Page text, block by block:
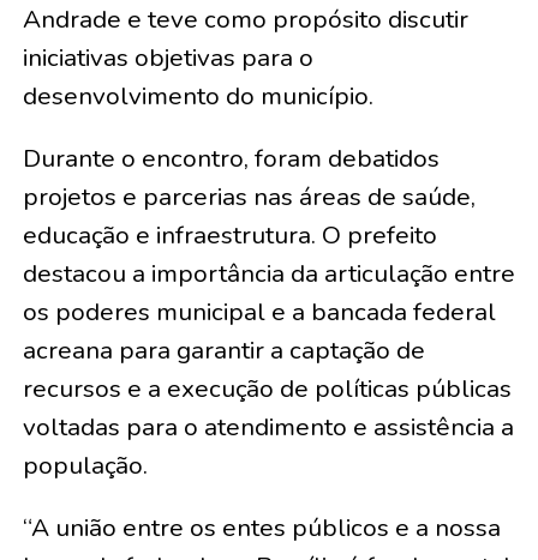
Andrade e teve como propósito discutir
iniciativas objetivas para o
desenvolvimento do município.
Durante o encontro, foram debatidos
projetos e parcerias nas áreas de saúde,
educação e infraestrutura. O prefeito
destacou a importância da articulação entre
os poderes municipal e a bancada federal
acreana para garantir a captação de
recursos e a execução de políticas públicas
voltadas para o atendimento e assistência a
população.
“A união entre os entes públicos e a nossa